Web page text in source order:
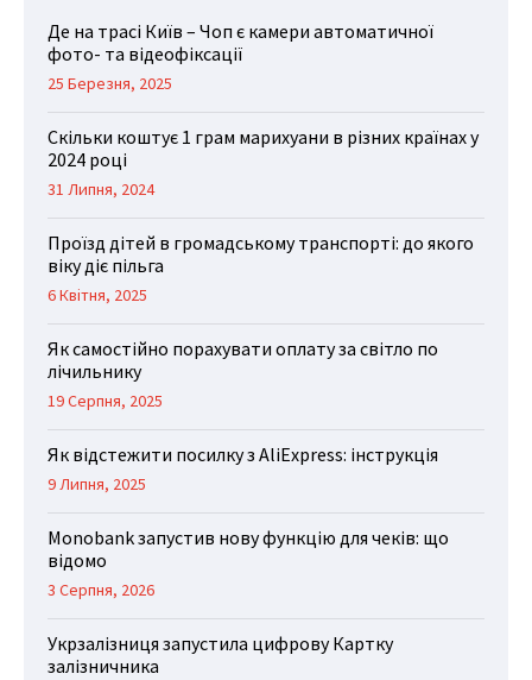
Де на трасі Київ – Чоп є камери автоматичної
фото- та відеофіксації
25 Березня, 2025
Скільки коштує 1 грам марихуани в різних країнах у
2024 році
31 Липня, 2024
Проїзд дітей в громадському транспорті: до якого
віку діє пільга
6 Квітня, 2025
Як самостійно порахувати оплату за світло по
лічильнику
19 Серпня, 2025
Як відстежити посилку з AliExpress: інструкція
9 Липня, 2025
Monobank запустив нову функцію для чеків: що
відомо
3 Серпня, 2026
Укрзалізниця запустила цифрову Картку
залізничника